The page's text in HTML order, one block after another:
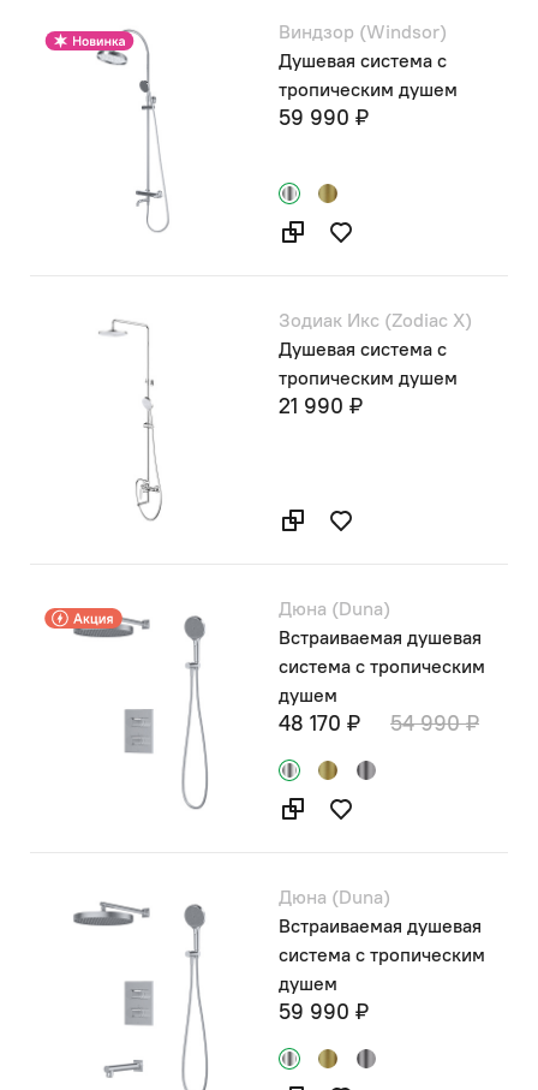
Виндзор (Windsor)
Душевая система с
тропическим душем
59 990 ₽
Зодиак Икс (Zodiac X)
Душевая система с
тропическим душем
21 990 ₽
Дюна (Duna)
Встраиваемая душевая
система с тропическим
душем
48 170 ₽ 54 990 ₽
Дюна (Duna)
Встраиваемая душевая
система с тропическим
душем
59 990 ₽